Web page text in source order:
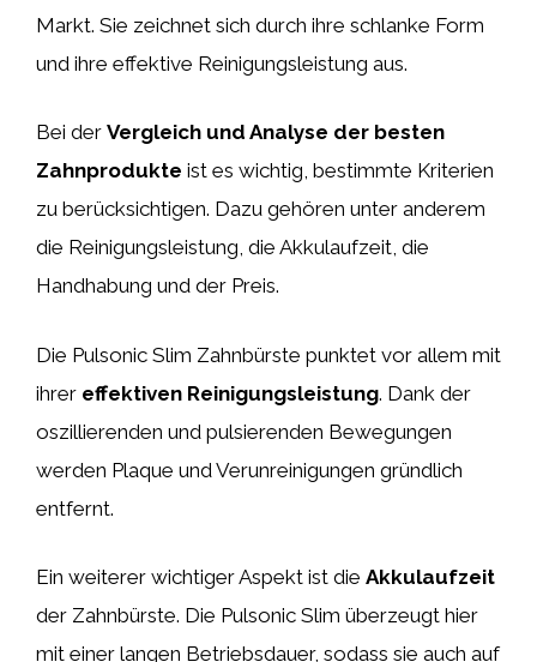
Markt. Sie zeichnet sich durch ihre schlanke Form
und ihre effektive Reinigungsleistung aus.
Bei der Vergleich und Analyse der besten
Zahnprodukte ist es wichtig, bestimmte Kriterien
zu berücksichtigen. Dazu gehören unter anderem
die Reinigungsleistung, die Akkulaufzeit, die
Handhabung und der Preis.
Die Pulsonic Slim Zahnbürste punktet vor allem mit
ihrer effektiven Reinigungsleistung. Dank der
oszillierenden und pulsierenden Bewegungen
werden Plaque und Verunreinigungen gründlich
entfernt.
Ein weiterer wichtiger Aspekt ist die Akkulaufzeit
der Zahnbürste. Die Pulsonic Slim überzeugt hier
mit einer langen Betriebsdauer, sodass sie auch auf